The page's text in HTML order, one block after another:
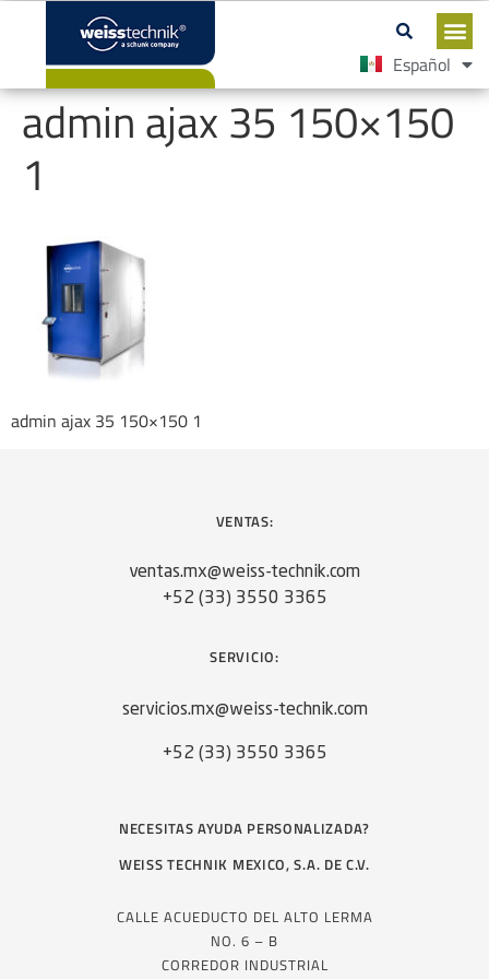
Español
English
admin ajax 35 150×150
1
admin ajax 35 150×150 1
VENTAS:
ventas.mx@weiss-technik.com
+52 (33) 3550 3365
SERVICIO:
servicios.mx@weiss-technik.com
+52 (33) 3550 3365
NECESITAS AYUDA PERSONALIZADA?
WEISS TECHNIK MEXICO, S.A. DE C.V.
CALLE ACUEDUCTO DEL ALTO LERMA
NO. 6 – B
CORREDOR INDUSTRIAL